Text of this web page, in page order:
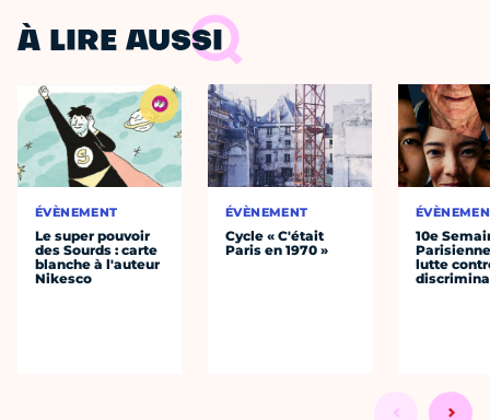
À LIRE AUSSI
ÉVÈNEMENT
Le super pouvoir
des Sourds : carte
blanche à l'auteur
Nikesco
ÉVÈNEMENT
Cycle « C'était
Paris en 1970 »
10e
lutte